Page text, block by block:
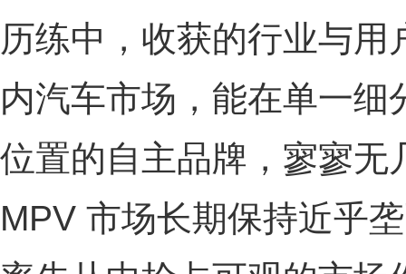
历练中，收获的行业与
内汽车市场，能在单一
位置的自主品牌，寥寥无
MPV 市场长期保持近乎